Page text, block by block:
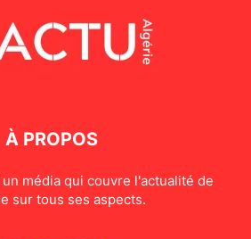
À PROPOS
média qui couvre l'actualité de
sur tous ses aspects.